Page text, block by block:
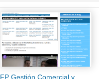
FP Gestión Comercial y